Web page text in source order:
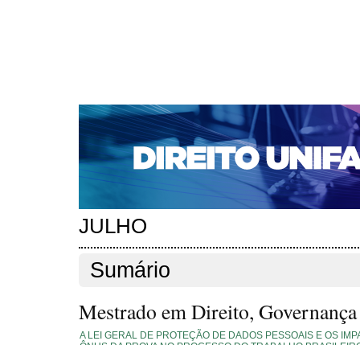
CAPA SOBRE ACESSO CADASTRO
NOTÍCIAS
EDIÇÕES DE Nº 1 A 100 WEBMAIL
Capa>Edições anteriores>n. 253 (2021)
n. 253 (2021)
JULHO
Sumário
Mestrado em Direito,
A LEI GERAL DE PROTEÇÃO DE DADOS PESSOAIS E OS